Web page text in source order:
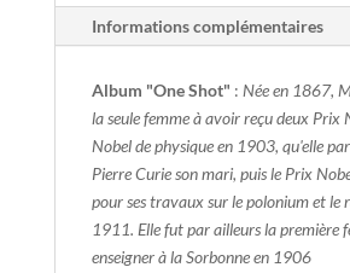
Informations complémentaires
Album "One Shot" : Née en 1867,
la seule femme à avoir reçu deux Prix
Nobel de physique en 1903, qu'elle
Pierre Curie son mari, puis le Prix
pour ses travaux sur le polonium et le
1911. Elle fut par ailleurs la première
enseigner à la Sorbonne en 1906